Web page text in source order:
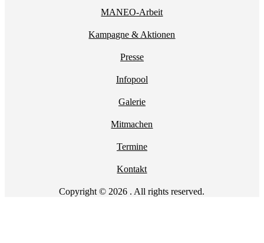
MANEO-Arbeit
Kampagne & Aktionen
Presse
Infopool
Galerie
Mitmachen
Termine
Kontakt
Copyright © 2026 . All rights reserved.